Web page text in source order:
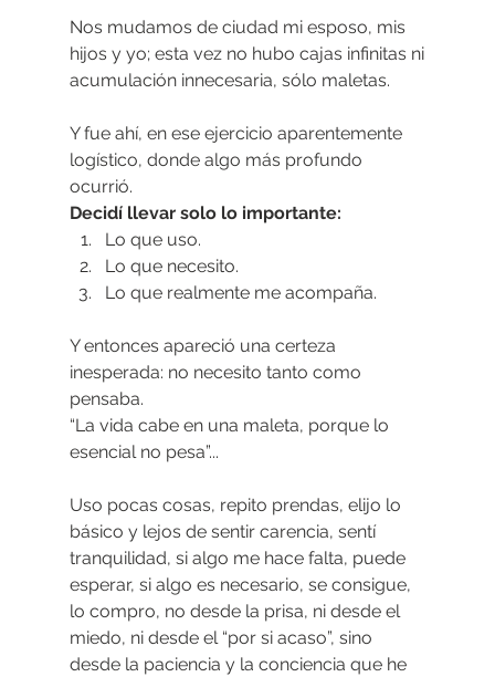
Nos mudamos de ciudad mi esposo, mis
hijos y yo; esta vez no hubo cajas infinitas ni
acumulación innecesaria, sólo maletas.
Y fue ahí, en ese ejercicio aparentemente
logístico, donde algo más profundo
ocurrió.
Decidí llevar solo lo importante:
Lo que uso.
Lo que necesito.
Lo que realmente me acompaña.
Y entonces apareció una certeza
inesperada: no necesito tanto como
pensaba.
“La vida cabe en una maleta, porque lo
esencial no pesa”...
Uso pocas cosas, repito prendas, elijo lo
básico y lejos de sentir carencia, sentí
tranquilidad, si algo me hace falta, puede
esperar, si algo es necesario, se consigue,
lo compro, no desde la prisa, ni desde el
miedo, ni desde el “por si acaso”, sino
desde la paciencia y la conciencia que he